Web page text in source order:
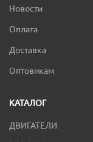
Новости
Оплата
Доставка
Оптовикам
КАТАЛОГ
ДВИГАТЕЛИ